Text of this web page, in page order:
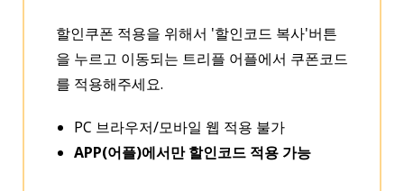
할인쿠폰 적용을 위해서 '할인코드 복사'버튼
을 누르고 이동되는 트리플 어플에서 쿠폰코드
를 적용해주세요.
PC 브라우저/모바일 웹 적용 불가
APP(어플)에서만 할인코드 적용 가능